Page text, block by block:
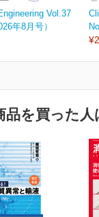
Vol.37
年8月号）
品を買った